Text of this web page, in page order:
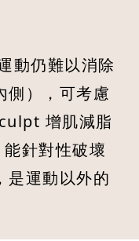
動仍難以消除
側），可考慮
增肌減脂
針對性破壞
是運動以外的